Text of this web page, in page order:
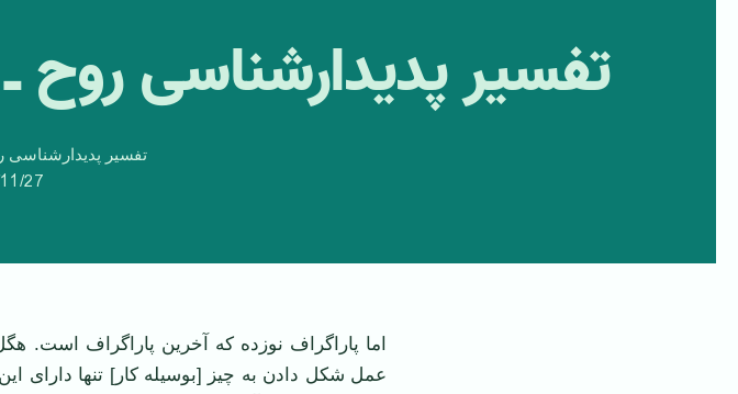
تفسیر پدیدارشناسی
تفسیر پدیدارشناسی
27
اما پاراگراف نوزده که آخرین پاراگراف است.
عمل شكل دادن به چیز [بوسیله كار] تنها دارای